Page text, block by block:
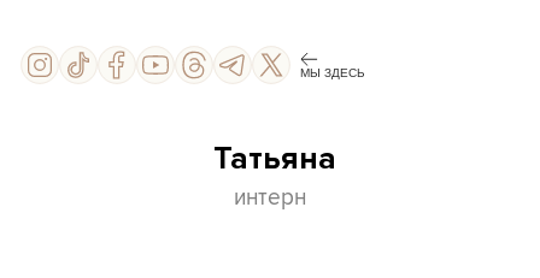
МЫ ЗДЕСЬ
Татьяна
интерн